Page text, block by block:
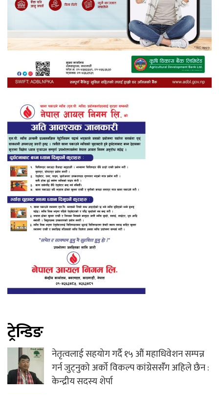
ट्रेन्डिङ
नेतृत्वलाई सहयोग गर्दै १५ औं महाधिवेशन सम्पन्न
गर्न जुट्नुको अर्को विकल्प कांग्रेससंँग अहिले छैन :
केन्द्रीय सदस्य शेर्पा